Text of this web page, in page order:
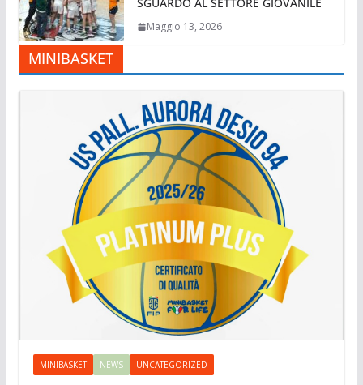
SGUARDO AL SETTORE GIOVANILE
Maggio 13, 2026
MINIBASKET
MINIBASKET NEWS UNCATEGORIZED